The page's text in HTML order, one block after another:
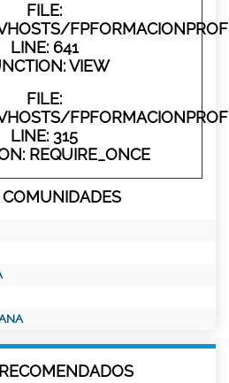
FILE:
LINE: 641
VIEW
FILE:
LINE: 315
REQUIRE_ONCE
COMUNIDADES